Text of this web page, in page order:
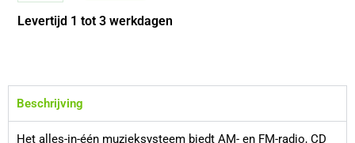
Levertijd 1 tot 3 werkdagen
Beschrijving
Het alles-in-één muzieksysteem biedt AM- en FM-radio, CD